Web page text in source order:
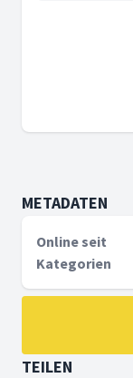
METADATEN
Online seit
Kategorien
TEILEN